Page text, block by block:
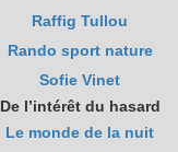
Raffig Tullou
Rando sport nature
Sofie Vinet
De l’intérêt du hasard
Le monde de la nuit